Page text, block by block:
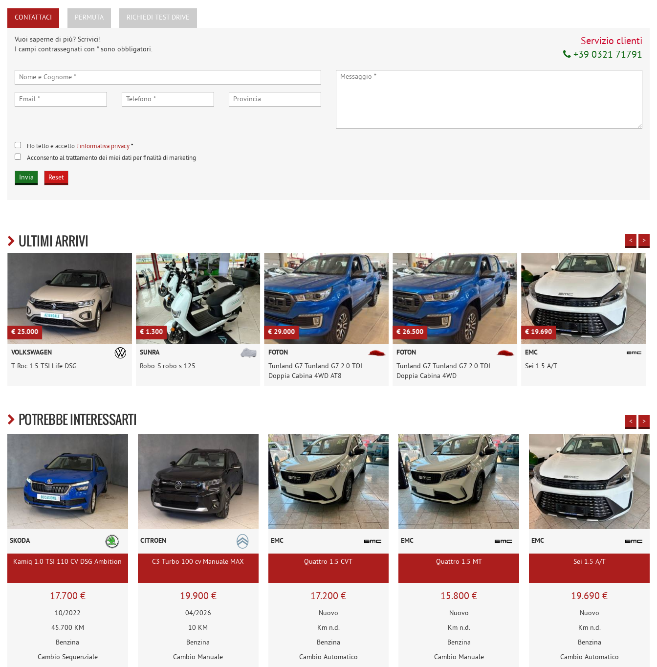
CONTATTACI PERMUTA RICHIEDI TEST DRIVE
Vuoi saperne di più? Scrivici!
I campi contrassegnati con * sono obbligatori.
Servizio clienti
+39 0321 71791
Ho letto e accetto l'informativa privacy*
Acconsento al trattamento dei miei dati per finalità di marketing
ULTIMI ARRIVI < >
€ 25.000
VOLKSWAGEN
T-Roc 1.5 TSI Life DSG
€ 1.300
SUNRA
Robo-S robo s 125
€ 29.000
FOTON
Tunland G7 Tunland G7 2.0 TDI
Doppia Cabina 4WD AT8
€ 26.500
FOTON
Tunland G7 Tunland G7 2.0 TDI
Doppia Cabina 4WD
€ 19.690
EMC
Sei 1.5 A/T
POTREBBE INTERESSARTI < >
SKODA
Kamiq 1.0 TSI 110 CV DSG Ambition
17.700 €
10/2022
45.700 KM
Benzina
Cambio Sequenziale
CITROEN
C3 Turbo 100 cv Manuale MAX
19.900 €
04/2026
10 KM
Benzina
Cambio Manuale
EMC
Quattro 1.5 CVT
17.200 €
Nuovo
Km n.d.
Benzina
Cambio Automatico
EMC
Quattro 1.5 MT
15.800 €
Nuovo
Km n.d.
Benzina
Cambio Manuale
EMC
Sei 1.5 A/T
19.690 €
Nuovo
Km n.d.
Benzina
Cambio Automatico